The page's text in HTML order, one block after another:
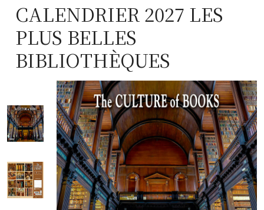
CALENDRIER 2027 LES
PLUS BELLES
BIBLIOTHÈQUES